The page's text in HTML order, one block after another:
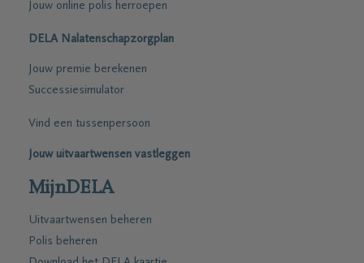
Jouw online polis herroepen
DELA Nalatenschapzorgplan
Jouw premie berekenen
Successiesimulator
Vind een tussenpersoon
Jouw uitvaartwensen vastleggen
MijnDELA
Uitvaartwensen beheren
Polis beheren